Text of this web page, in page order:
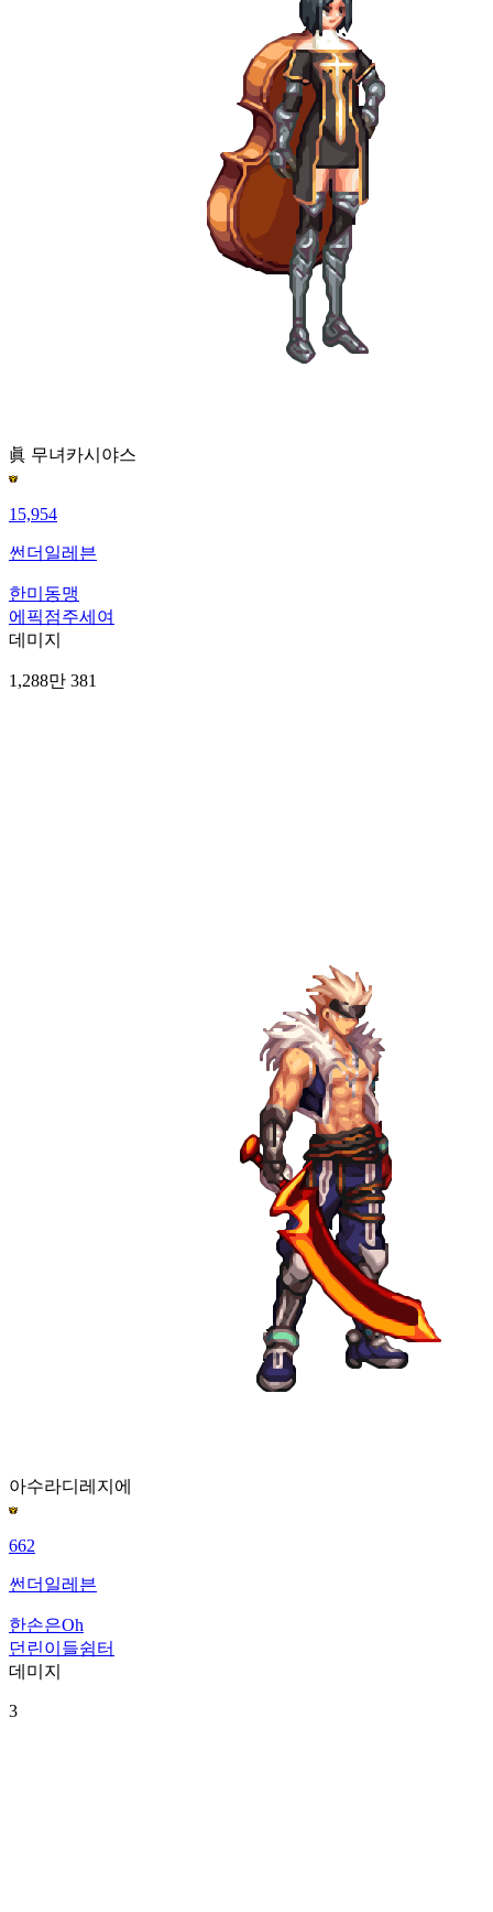
眞 무녀 카시야스
15,954
썬더일레븐
한미동맹
에픽점주세여
데미지
1,288만 381
아수라디레지에
662
썬더일레븐
한손은Oh
던린이들쉼터
데미지
3